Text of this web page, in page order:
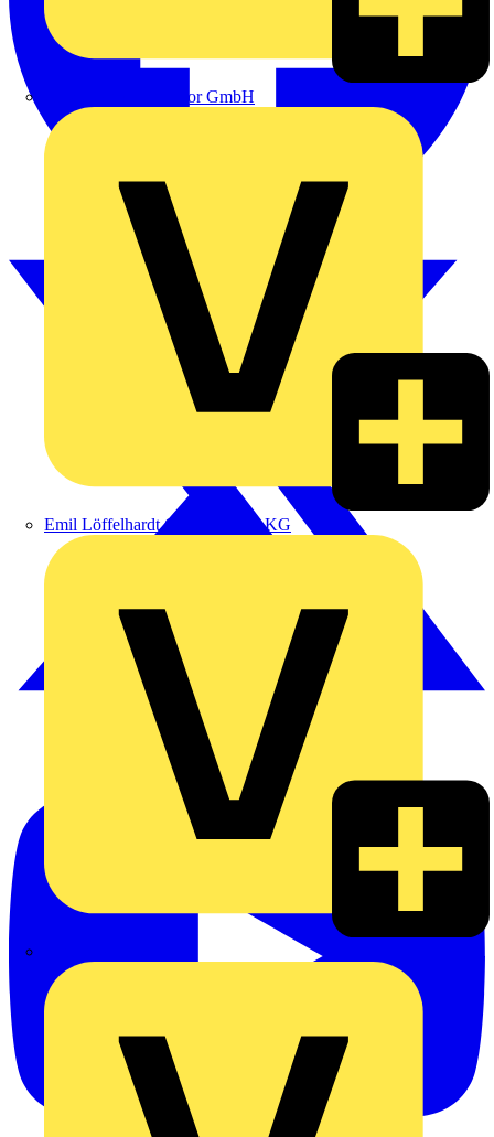
eldis electro distributor GmbH
Emil Löffelhardt GmbH & Co. KG